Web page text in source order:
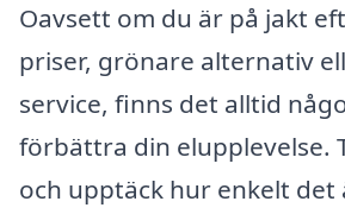
Oavsett om du är på jakt
priser, grönare alternativ
service, finns det alltid
förbättra din elupplevelse.
och upptäck hur enkelt det